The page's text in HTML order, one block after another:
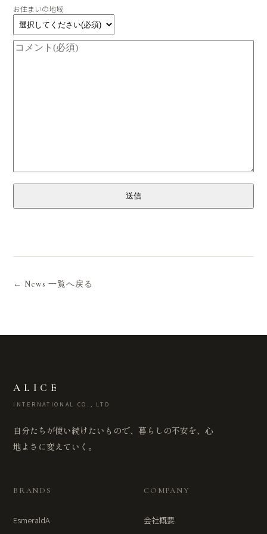
お住まいの地域
送信
← News 一覧へ戻る
ALICE
INTERNATIONAL CO., LTD
自分たちが使い続けたいもので、暮らしの不安を、心
地よさに変えていく。
BRANDS
EsmeraldA
COMPANY
会社概要